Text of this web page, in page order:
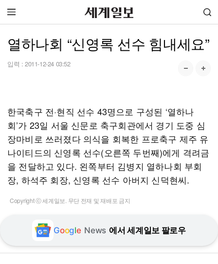
열하나회 “신영록 선수 힘내세요”
입력 : 2011-12-24 03:52
한국축구 전·현직 선수 43명으로 구성된 ‘열하나
회’가 23일 서울 신문로 축구회관에서 경기 도중 심
장마비로 쓰러졌다 의식을 회복한 프로축구 제주 유
나이티드의 신영록 선수(오른쪽 두번째)에게 격려금
을 전달하고 있다. 왼쪽부터 김병지 열하나회 부회
장, 하석주 회장, 신영록 선수 아버지 신덕현씨.
Copyright ⓒ 세계일보. 무단 전재 및 재배포 금지
Google News 에서 세계일보 팔로우